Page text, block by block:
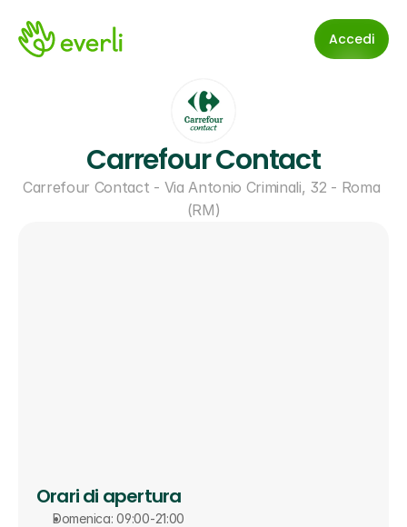
Accedi
Carrefour Contact
Carrefour Contact - Via Antonio Criminali, 32 - Roma
(RM)
Orari di apertura
Domenica: 09:00-21:00